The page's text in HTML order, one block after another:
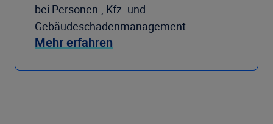
bei Personen-, Kfz- und
Gebäudeschadenmanagement.
Mehr erfahren